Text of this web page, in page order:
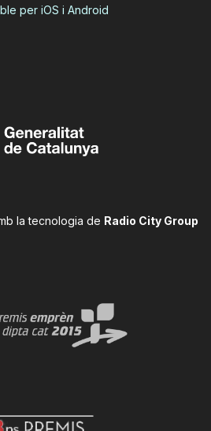
per iOS i Android
la tecnologia de Radio City Group